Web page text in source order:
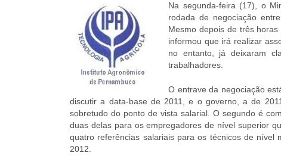
Na segunda-feira (17), o
rodada de negociação
Mesmo depois de três
informou que irá realizar
no entanto, já deixaram
trabalhadores.
O entrave da negociação
discutir a data-base de 2011, e o governo, a de
sobretudo do ponto de vista salarial. O segundo é
duas delas para os empregadores de nível superior
quatro referências salariais para os técnicos de
2012.